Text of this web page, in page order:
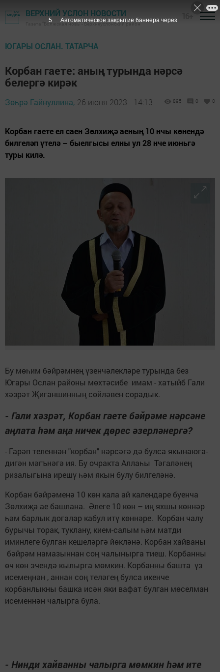
ВЕРХНИЙ УСЛОН НОВОСТИ
Газета "Волжская новь" - Верхнеуслонский район
ЮГАРЫ ОСЛАН. ТАТАРЧА
Корбан гаете: аның турында нәрсә
белергә кирәк
Зөһрә Гайнуллина, 26 июня 2023 - 14:13 895 0 0
Корбан гаете ел саен Зөлхиҗә аеның 10 нчы көнендә
билгеләп үтелә – быелгысы елны ул 28 нче июньгә
туры килә.
Бу мөһим бәйрәмнең үзенчәлекләре турында без
Югары Ослан районы мөхтәсибе имам - хатыйб Гали
хәзрәт Җиганшинның сөйләвен сорадык.
- Гали хәзрәт, Корбан гаете бәйрәме нәрсәне
аңлата һәм аңа ничек дөрес әзерләнергә?
- Гарәп теленнән "корбан" нәрсәгә дә булса якынаюга-
дигән мәгънәгә ия. Бу очракта Аллаһы Тәгаләнең
ризалыгына ирешү һәм якын булу билгеләнә.
Корбан бәйрәменә 10 көн кала ай календаре буенча
Зөлхиҗә ае башлана. Әлеге 10 көн – иң яхшы көннәр
һәм барлык догалар кабул итү көннәре. Корбан чалу
бурычы торак, туклану, кием-салым һәм матди
иминлеге булган кешеләргә йөкләнә. Корбан хайваны
бәйрәм намазыннан соң чалынырга тиеш. Корбанны
өч көн эчендә кылырга мөмкин. Корбанны башта үз
исемеңнән , аннан соң теләгең булса икенче
корбанлыкны башка исән яки вафат булган мөселман
исеменнән чалырга була.
- Нинди хайванны чалырга мөмкин һәм ите
4 Автоматическое закрытие баннера через